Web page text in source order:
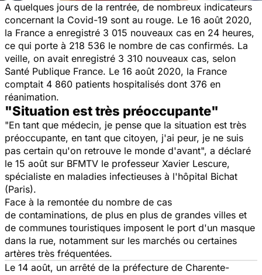
A quelques jours de la rentrée, de nombreux indicateurs
concernant la Covid-19 sont au rouge. Le 16 août 2020,
la France a enregistré 3 015 nouveaux cas en 24 heures,
ce qui porte à 218 536 le nombre de cas confirmés. La
veille, on avait enregistré 3 310 nouveaux cas, selon
Santé Publique France. Le 16 août 2020, la France
comptait 4 860 patients hospitalisés dont 376 en
réanimation.
"Situation est très préoccupante"
"En tant que médecin, je pense que la situation est très
préoccupante, en tant que citoyen, j'ai peur, je ne suis
pas certain qu'on retrouve le monde d'avant", a déclaré
le 15 août sur BFMTV le professeur Xavier Lescure,
spécialiste en maladies infectieuses à l'hôpital Bichat
(Paris).
Face à la remontée du nombre de cas
de contaminations, de plus en plus de grandes villes et
de communes touristiques imposent le port d'un masque
dans la rue, notamment sur les marchés ou certaines
artères très fréquentées.
Le 14 août, un arrêté de la préfecture de Charente-